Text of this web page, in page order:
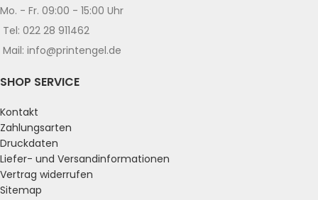
Mo. - Fr. 09:00 - 15:00 Uhr
Tel: 022 28 911462
Mail: info@printengel.de
SHOP SERVICE
Kontakt
Zahlungsarten
Druckdaten
Liefer- und Versandinformationen
Vertrag widerrufen
Sitemap